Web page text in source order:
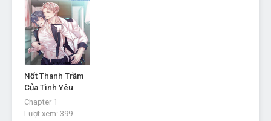
Tháng 10 1, 2022
Chapter 13.5
Tháng 10 1, 2022
Chapter 13
Tháng 10 1, 2022
Chapter 12
Tháng 9 30, 2022
Nốt Thanh Trầm
Của Tình Yêu
Chapter 1
Lượt xem: 399